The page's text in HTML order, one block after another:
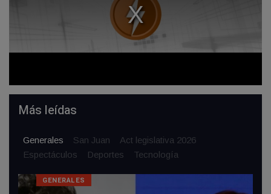
Más leídas
Generales San Juan
Act legislativa 2026
Espectáculos
Deportes Tecnologí­a
GENERALES